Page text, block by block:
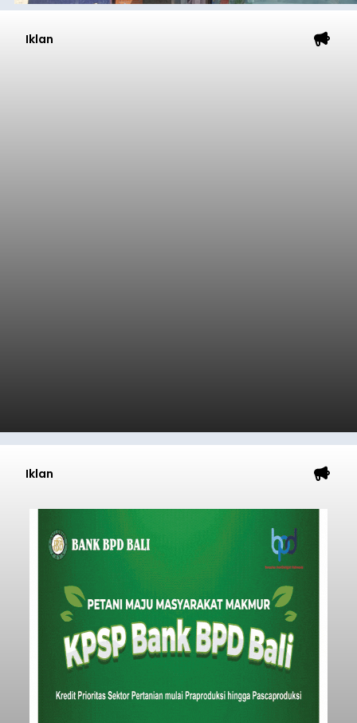
Sambut HUT RI, Rutan Bangli
Gelar Pemeriksaan Kesehatan
Gratis
balitribune.co.id I Bangli -Serangkian
memperingati hari ulang tahun Kemerdekaan
Republik Indonesia ( HUT RI) ke-81, Rumah
Tahanan Negara Kelas II B Bangli menggelar
kegiatan pemeriksaan kesehatan gratis, Rabu
(6/8/2026).